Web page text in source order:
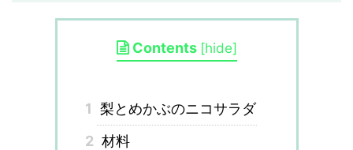
Contents [hide]
1 梨とめかぶのニコサラダ
2 材料